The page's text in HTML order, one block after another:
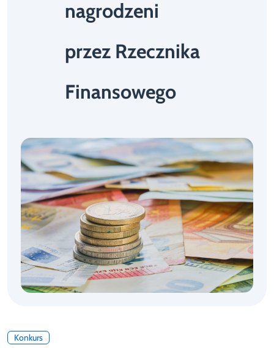
nagrodzeni
przez Rzecznika
Finansowego
Konkurs